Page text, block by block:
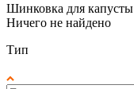
Шинковка для капусты
Ничего не найдено
Тип